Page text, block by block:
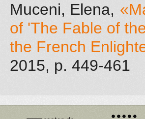
Muceni, Elena,
of 'The Fable of
the French
2015, p. 449-461